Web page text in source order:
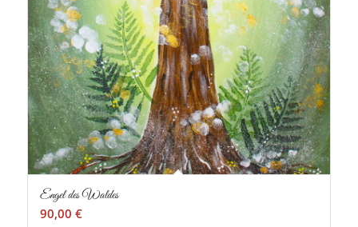
Engel des Waldes
90,00 €